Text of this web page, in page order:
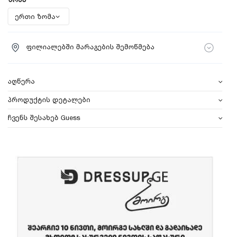
ფილიალებში მარაგების შემოწმება
აღწერა
პროდუქტის დეტალები
ჩვენს შესახებ Guess